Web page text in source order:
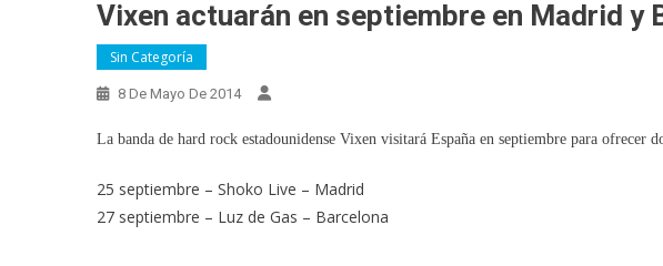
Vixen actuarán en septiembre en Madrid y
Sin Categoría
8 De Mayo De 2014
La banda de hard rock estadounidense Vixen visitará España en septiembre para ofrecer
25 septiembre – Shoko Live – Madrid
27 septiembre – Luz de Gas – Barcelona